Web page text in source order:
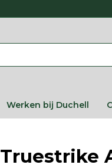
Werken bij Duchell
Truestrike